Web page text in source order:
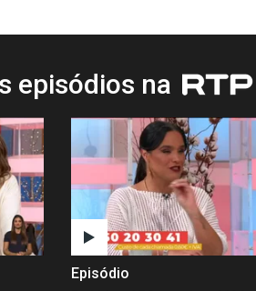
episódios na
Episódio